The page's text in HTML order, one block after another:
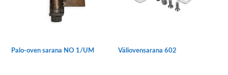
valinnat
Palo-oven sarana NO 1/UM Väliovensarana 602